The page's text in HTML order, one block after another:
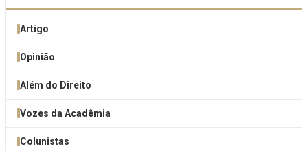
Artigo
Opinião
Além do Direito
Vozes da Acadêmia
Colunistas